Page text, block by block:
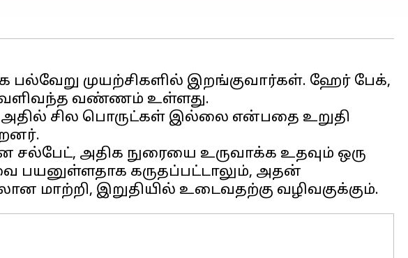
பல்வேறு முயற்சிகளில் இறங்குவார்கள். ஹேர் பேக்,
வண்ணம் உள்ளது.
அதில் சில பொருட்கள் இல்லை என்பதை உறுதி
அதிக நுரையை உருவாக்க உதவும் ஒரு
பயனுள்ளதாக கருதப்பட்டாலும், அதன்